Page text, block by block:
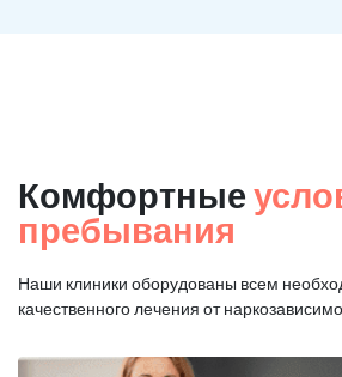
Комфортные
пребывания
Наши клиники оборудованы всем
качественного лечения от